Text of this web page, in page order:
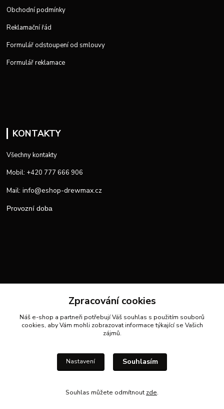
Obchodní podmínky
Reklamační řád
Formulář odstoupení od smlouvy
Formulář reklamace
KONTAKTY
Všechny kontakty
Mobil: +420 777 666 906
Mail: info@eshop-drewmax.cz
Provozní doba
Zpracování cookies
Náš e-shop a partneři potřebují Váš souhlas s použitím souborů
cookies, aby Vám mohli zobrazovat informace týkající se Vašich
zájmů.
Nastavení Souhlasím
Souhlas můžete odmítnout zde.